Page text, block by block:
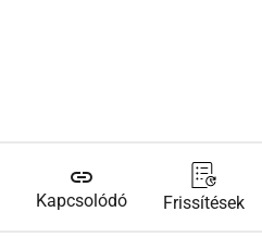
link
Kapcsolódó Frissítések